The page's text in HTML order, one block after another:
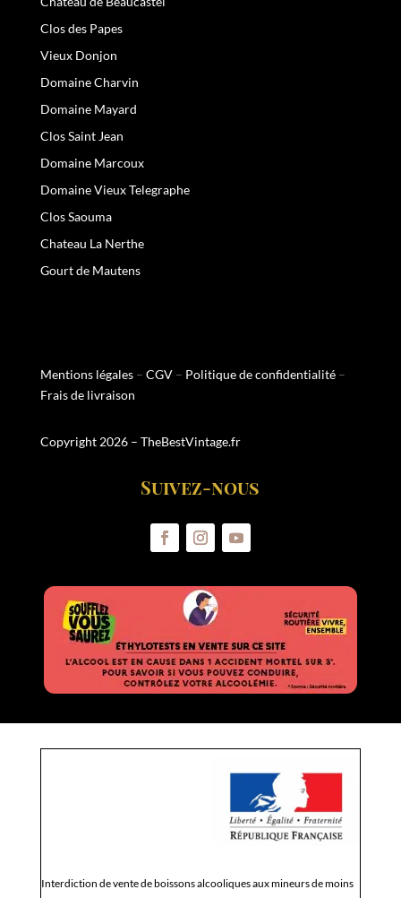
Clos des Papes
Vieux Donjon
Domaine Charvin
Domaine Mayard
Clos Saint Jean
Domaine Marcoux
Domaine Vieux Telegraphe
Clos Saouma
Chateau La Nerthe
Gourt de Mautens
Mentions légales– CGV– Politique de confidentialité–
Frais de livraison
Copyright 2026 – TheBestVintage.fr
Suivez-nous
Interdiction de vente de boissons alcooliques aux mineurs de moins